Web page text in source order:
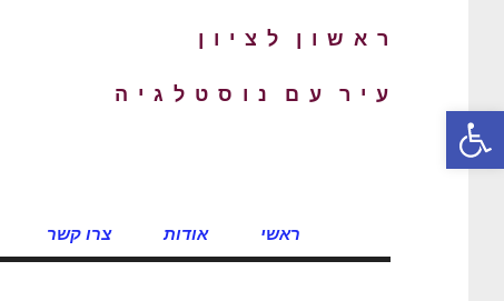
ר א ש ו ן ל צ י ו ן
ע י ר ע ם נ ו ס ט ל ג י ה
ראשי אודות צרו קשר
פתח סרגל נגישות